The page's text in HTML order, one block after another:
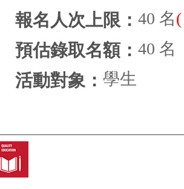
報名人次上限： 40 名
預估錄取名額： 40 名
活動對象： 學生